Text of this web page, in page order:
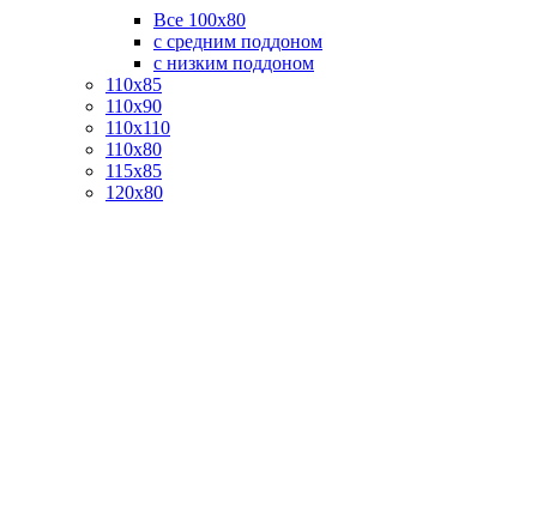
Все 100х80
с средним поддоном
с низким поддоном
110х85
110х90
110х110
110х80
115х85
120х80